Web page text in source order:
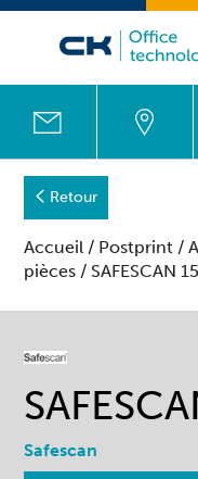
Retour
Accueil / Postprint /
pièces / SAFESCAN
Safescan